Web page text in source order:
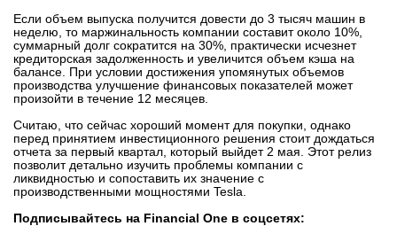
Если объем выпуска получится довести до 3 тысяч машин в
неделю, то маржинальность компании составит около 10%,
суммарный долг сократится на 30%, практически исчезнет
кредиторская задолженность и увеличится объем кэша на
балансе. При условии достижения упомянутых объемов
производства улучшение финансовых показателей может
произойти в течение 12 месяцев.
Считаю, что сейчас хороший момент для покупки, однако
перед принятием инвестиционного решения стоит дождаться
отчета за первый квартал, который выйдет 2 мая. Этот релиз
позволит детально изучить проблемы компании с
ликвидностью и сопоставить их значение с
производственными мощностями Tesla.
Подписывайтесь на Financial One в соцсетях: